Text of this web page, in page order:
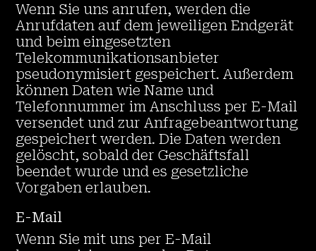
Wenn Sie uns anrufen, werden die
Anrufdaten auf dem jeweiligen Endgerät
und beim eingesetzten
Telekommunikationsanbieter
pseudonymisiert gespeichert. Außerdem
können Daten wie Name und
Telefonnummer im Anschluss per E-Mail
versendet und zur Anfragebeantwortung
gespeichert werden. Die Daten werden
gelöscht, sobald der Geschäftsfall
beendet wurde und es gesetzliche
Vorgaben erlauben.
E-Mail
Wenn Sie mit uns per E-Mail